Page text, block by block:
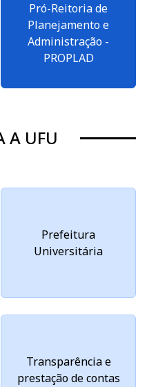
Pró-Reitoria de
Planejamento e
Administração -
PROPLAD
A UFU
Prefeitura
Universitária
Transparência e
prestação de contas